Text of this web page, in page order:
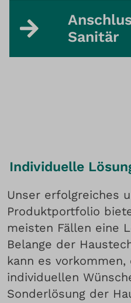
Sanitär
Individuelle
Unser erfolgreiches
Produktportfolio
meisten Fällen eine
Belange der
kann es
individuellen
Sonderlösung der